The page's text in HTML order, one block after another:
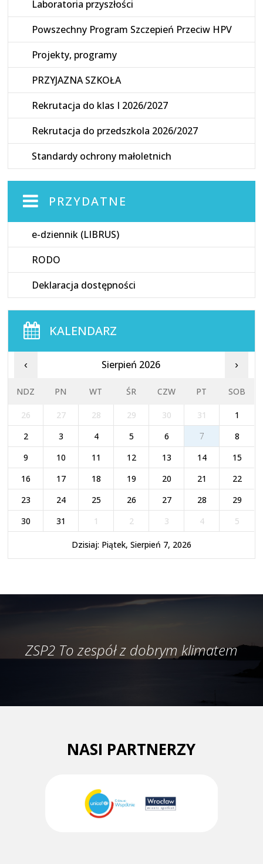
Laboratoria przyszłości
Powszechny Program Szczepień Przeciw HPV
Projekty, programy
PRZYJAZNA SZKOŁA
Rekrutacja do klas I 2026/2027
Rekrutacja do przedszkola 2026/2027
Standardy ochrony małoletnich
PRZYDATNE
e-dziennik (LIBRUS)
RODO
Deklaracja dostępności
KALENDARZ
‹ Sierpień 2026 ›
NDZ PN WT ŚR CZW PT SOB
26 27 28 29 30 31
1
2
3 4 5 6 7
8
9
10 11 12 13 14
15
16
17 18 19 20 21
22
23
24 25 26 27 28
29
30
31 1 2 3 4 5
Dzisiaj: Piątek, Sierpień 7, 2026
ZSP2 To zespół z dobrym klimatem
NASI PARTNERZY